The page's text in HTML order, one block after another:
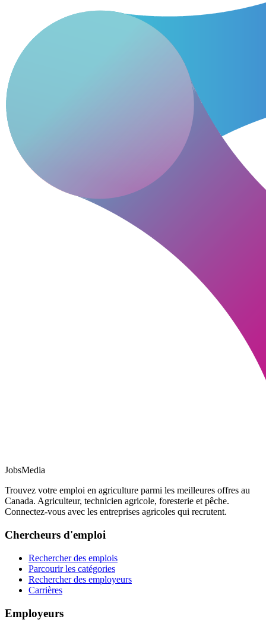
JobsMedia
Trouvez votre emploi en agriculture parmi les meilleures offres au
Canada. Agriculteur, technicien agricole, foresterie et pêche.
Connectez-vous avec les entreprises agricoles qui recrutent.
Chercheurs d'emploi
Rechercher des emplois
Parcourir les catégories
Rechercher des employeurs
Carrières
Employeurs